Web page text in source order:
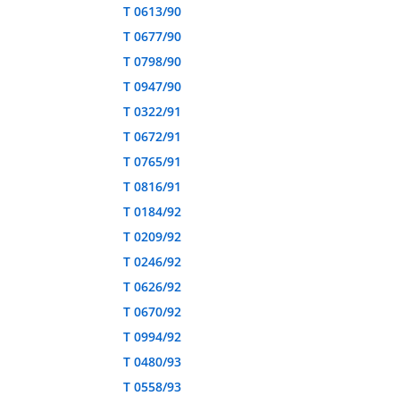
T 0613/90
T 0677/90
T 0798/90
T 0947/90
T 0322/91
T 0672/91
T 0765/91
T 0816/91
T 0184/92
T 0209/92
T 0246/92
T 0626/92
T 0670/92
T 0994/92
T 0480/93
T 0558/93